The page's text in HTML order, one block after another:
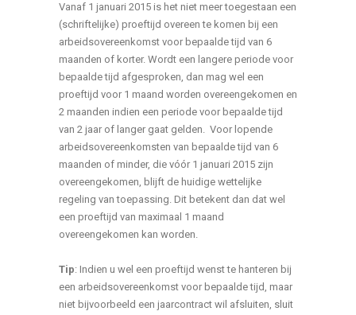
Vanaf 1 januari 2015 is het niet meer toegestaan een
(schriftelijke) proeftijd overeen te komen bij een
arbeidsovereenkomst voor bepaalde tijd van 6
maanden of korter. Wordt een langere periode voor
bepaalde tijd afgesproken, dan mag wel een
proeftijd voor 1 maand worden overeengekomen en
2 maanden indien een periode voor bepaalde tijd
van 2 jaar of langer gaat gelden. Voor lopende
arbeidsovereenkomsten van bepaalde tijd van 6
maanden of minder, die vóór 1 januari 2015 zijn
overeengekomen, blijft de huidige wettelijke
regeling van toepassing. Dit betekent dan dat wel
een proeftijd van maximaal 1 maand
overeengekomen kan worden.
Tip: Indien u wel een proeftijd wenst te hanteren bij
een arbeidsovereenkomst voor bepaalde tijd, maar
niet bijvoorbeeld een jaarcontract wil afsluiten, sluit